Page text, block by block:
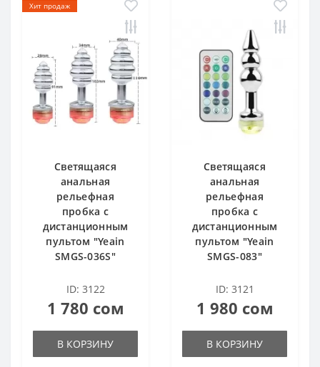
Хит продаж
Светящаяся
анальная
рельефная
пробка с
дистанционным
пультом "Yeain
SMGS-036S"
ID: 3122
1 780 сом
В КОРЗИНУ
Светящаяся
анальная
рельефная
пробка с
дистанционным
пультом "Yeain
SMGS-083"
ID: 3121
1 980 сом
В КОРЗИНУ